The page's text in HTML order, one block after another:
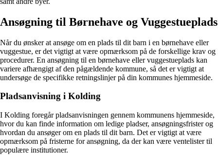
Ansøgning til Børnehave og Vuggestueplads
Når du ønsker at ansøge om en plads til dit barn i en børnehave eller
vuggestue, er det vigtigt at være opmærksom på de forskellige krav og
procedurer. En ansøgning til en børnehave eller vuggestueplads kan
variere afhængigt af den pågældende kommune, så det er vigtigt at
undersøge de specifikke retningslinjer på din kommunes hjemmeside.
Pladsanvisning i Kolding
I Kolding foregår pladsanvisningen gennem kommunens hjemmeside,
hvor du kan finde information om ledige pladser, ansøgningsfrister og
hvordan du ansøger om en plads til dit barn. Det er vigtigt at være
opmærksom på fristerne for ansøgning, da der kan være ventelister til
populære institutioner.